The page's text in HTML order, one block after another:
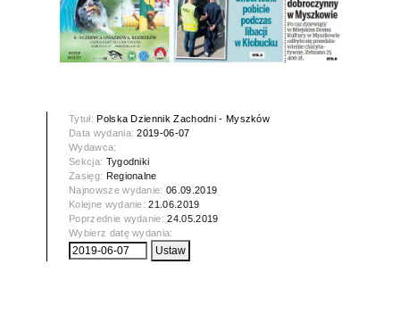
Tytuł:Polska Dziennik Zachodni - Myszków
Data wydania:2019-06-07
Wydawca:
Sekcja: Tygodniki
Zasięg: Regionalne
Najnowsze wydanie:06.09.2019
Kolejne wydanie:21.06.2019
Poprzednie wydanie:24.05.2019
Wybierz datę wydania: